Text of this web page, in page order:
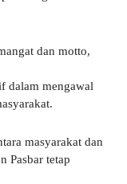
dan motto,
dalam mengawal
masyarakat dan
Pasbar tetap